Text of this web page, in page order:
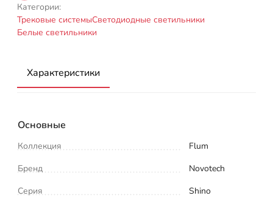
Категории:
Трековые системыСветодиодные светильники
Белые светильники
Характеристики
Основные
Коллекция
Flum
Бренд
Novotech
Серия
Shino